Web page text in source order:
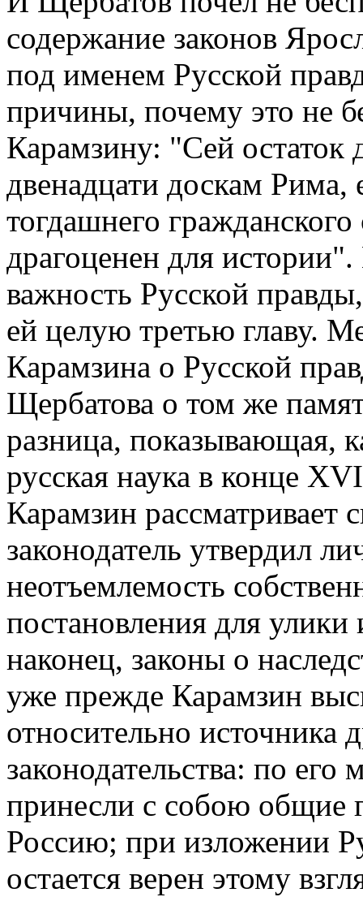
содержание законов
под именем Русской
причины, почему это не
Карамзину: "Сей остаток
двенадцати доскам Рима,
тогдашнего
драгоценен для
важность Русской
ей целую третью главу.
Карамзина о Русской
Щербатова о том же
разница, показывающая,
русская наука в конце
Карамзин рассматривает
законодатель утвердил
неотъемлемость
постановления для улики
наконец, законы о
уже прежде Карамзин
относительно источника
законодательства: по его
принесли с собою общие
Россию; при изложении
остается верен этому